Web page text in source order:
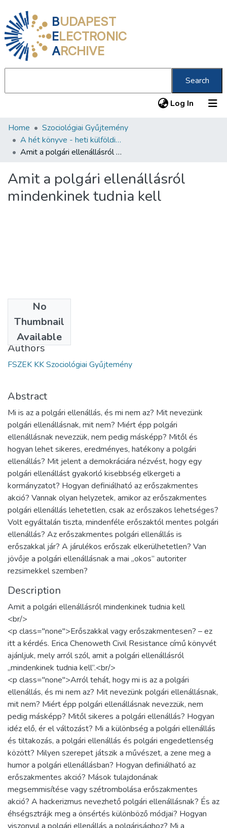
BUDAPEST
ELECTRONIC
ARCHIVE
Search
Log In (current)
Communities & Collections
All of DSpace
About us
Home
Szociológiai Gyűjtemény
A hét könyve - heti külföldi szakirodalmi ajánló
Amit a polgári ellenállásról mindenkinek tudnia kell
Amit a polgári ellenállásról
mindenkinek tudnia kell
No
Thumbnail
Available
2022
Authors
FSZEK KK Szociológiai Gyűjtemény
Abstract
Mi is az a polgári ellenállás, és mi nem az? Mit nevezünk
polgári ellenállásnak, mit nem? Miért épp polgári
ellenállásnak nevezzük, nem pedig másképp? Mitől és
hogyan lehet sikeres, eredményes, hatékony a polgári
ellenállás? Mit jelent a demokráciára nézvést, hogy egy
polgári ellenállást gyakorló kisebbség elkergeti a
kormányzatot? Hogyan definiálható az erőszakmentes
akció? Vannak olyan helyzetek, amikor az erőszakmentes
polgári ellenállás lehetetlen, csak az erőszakos lehetséges?
Volt egyáltalán tiszta, mindenféle erőszaktól mentes polgári
ellenállás? Az erőszakmentes polgári ellenállás is
erőszakkal jár? A járulékos erőszak elkerülhetetlen? Van
jövője a polgári ellenállásnak a mai „okos” autoriter
rezsimekkel szemben?
Description
Amit a polgári ellenállásról mindenkinek tudnia kell
<br/>
<p class="none">Erőszakkal vagy erőszakmentesen? – ez
itt a kérdés. Erica Chenoweth Civil Resistance című könyvét
ajánljuk, mely arról szól, amit a polgári ellenállásról
„mindenkinek tudnia kell”.<br/>
<p class="none">Arról tehát, hogy mi is az a polgári
ellenállás, és mi nem az? Mit nevezünk polgári ellenállásnak,
mit nem? Miért épp polgári ellenállásnak nevezzük, nem
pedig másképp? Mitől sikeres a polgári ellenállás? Hogyan
idéz elő, ér el változást? Mi a különbség a polgári ellenállás
és tiltakozás, a polgári ellenállás és polgári engedetlenség
között? Milyen szerepet játszik a művészet, a zene meg a
humor a polgári ellenállásban? Hogyan definiálható az
erőszakmentes akció? Mások tulajdonának
megsemmisítése vagy szétrombolása erőszakmentes
akció? A hackerizmus nevezhető polgári ellenállásnak? És az
éhségsztrájk meg a önsértés különböző módjai? Hogyan